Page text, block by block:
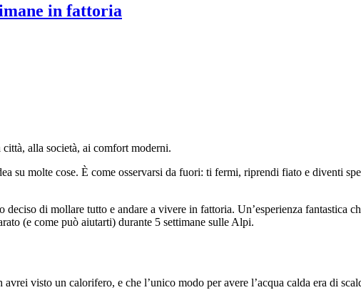
in fattoria
alla società, ai comfort moderni.
su molte cose. È come osservarsi da fuori: ti fermi, riprendi fiato e diventi
deciso di mollare tutto e andare a vivere in fattoria. Un’esperienza
(e come può aiutarti) durante 5 settimane sulle Alpi.
visto un calorifero, e che l’unico modo per avere l’acqua calda era di